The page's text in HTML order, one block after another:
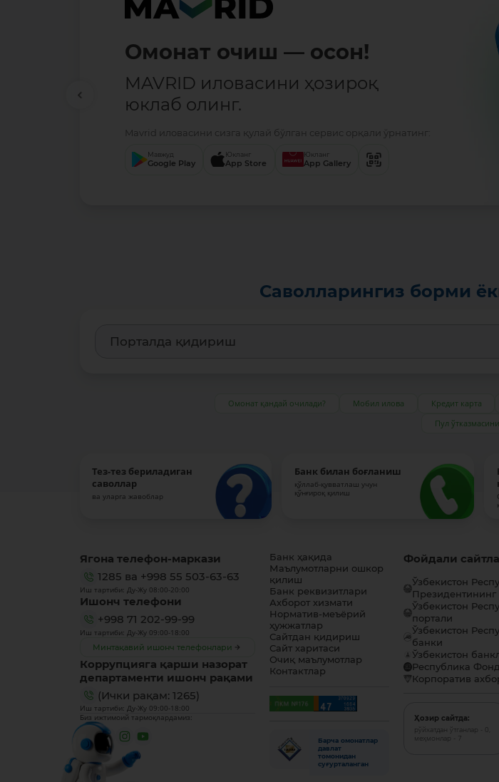
Омонат очиш — осон!
MAVRID иловасини ҳозироқ
юклаб олинг.
Mavrid иловасини сизга қулай бўлган сервис орқали ўрнатинг:
Мавжуд
Google Play
Юкланг
App Store
Юкланг
App Gallery
Саволларингиз борми
Омонат қандай очилади? Мобил илова Кредит карта
Пул
Тез-тез бериладиган
саволлар
ва уларга жавоблар
Банк билан боғланиш
қўллаб-қувватлаш учун
қўнғироқ қилиш
Ягона телефон-маркази
1285 ва +998 55 503-63-63
Иш тартиби: Ду-Жу 08:00-20:00
Ишонч телефони
+998 71 202-99-99
Иш тартиби: Ду-Жу 09:00-18:00
Минтақавий ишонч телефонлари
Коррупцияга қарши назорат
департаменти ишонч рақами
(Ички рақам: 1265)
Иш тартиби: Ду-Жу 09:00-18:00
Биз ижтимоий тармоқлардамиз:
Банк ҳақида
Маълумотларни ошкор
қилиш
Банк реквизитлари
Ахборот хизмати
Норматив-меъёрий
ҳужжатлар
Сайтдан қидириш
Сайт харитаси
Очиқ маълумотлар
Контактлар
Барча омонатлар
давлат
томонидан
суғурталанган
Фойдали
Ўзбекистон
Президентининг
Ўзбекистон
портали
Ўзбекистон
банки
Ўзбекистон
Республика
Корпоратив
Ҳозир сайтда:
рўйхатдан ўтганлар - 0,
меҳмонлар - 7